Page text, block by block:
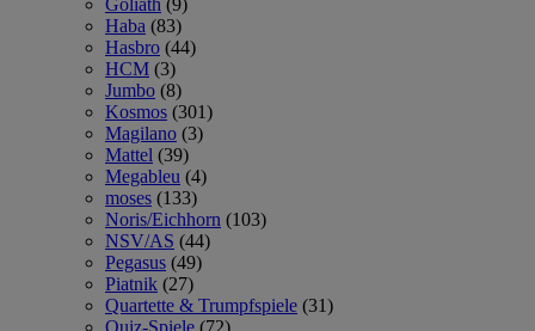
Goliath (9)
Haba (83)
Hasbro (44)
HCM (3)
Jumbo (8)
Kosmos (301)
Magilano (3)
Mattel (39)
Megableu (4)
moses (133)
Noris/Eichhorn (103)
NSV/AS (44)
Pegasus (49)
Piatnik (27)
Quartette & Trumpfspiele (31)
Quiz-Spiele (72)